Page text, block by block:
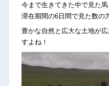
今まで生きてきた中で見た
滞在期間の6日間で見た数の
豊かな自然と広大な土地が
すよね！